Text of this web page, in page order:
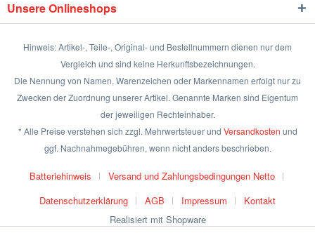
Unsere Onlineshops
Hinweis: Artikel-, Teile-, Original- und Bestellnummern dienen nur dem
Vergleich und sind keine Herkunftsbezeichnungen.
Die Nennung von Namen, Warenzeichen oder Markennamen erfolgt nur zu
Zwecken der Zuordnung unserer Artikel. Genannte Marken sind Eigentum
der jeweiligen Rechteinhaber.
* Alle Preise verstehen sich zzgl. Mehrwertsteuer und Versandkosten und
ggf. Nachnahmegebühren, wenn nicht anders beschrieben.
Batteriehinweis
Versand und Zahlungsbedingungen Netto
Datenschutzerklärung
AGB Impressum
Kontakt
Realisiert mit Shopware